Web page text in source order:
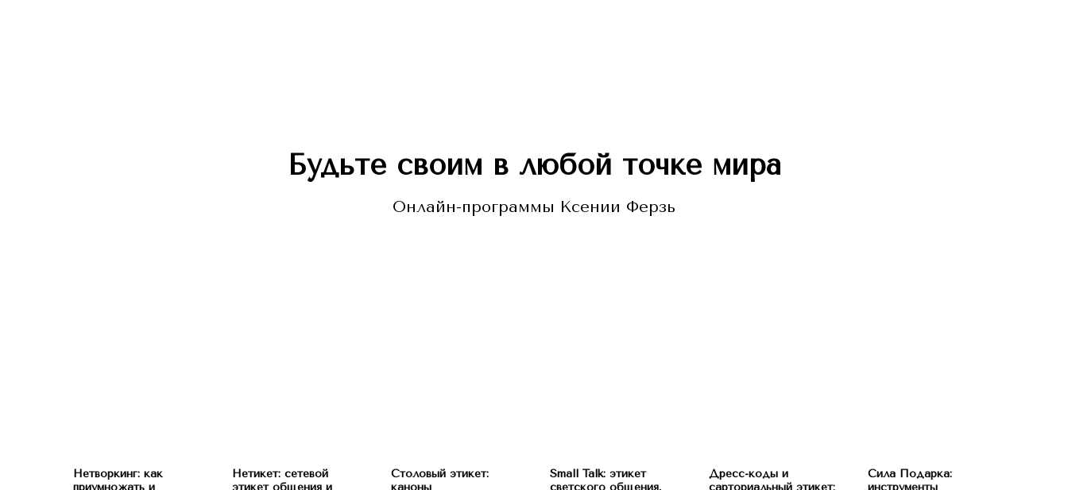
Будьте своим в любой точке мира
Онлайн-программы Ксении Ферзь
Нетворкинг: как
приумножать и
Нетикет: сетевой
этикет общения и
Столовый этикет:
каноны
Small Talk: этикет
светского общения,
Дресс-коды и
сарториальный этикет:
Сила Подарка:
инструменты